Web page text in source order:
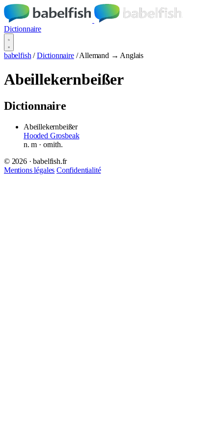
Dictionnaire
babelfish / Dictionnaire / Allemand → Anglais
Abeillekernbeißer
Dictionnaire
Abeillekernbeißer
Hooded Grosbeak
n.m · ornith.
© 2026 · babelfish.fr
Mentions légales Confidentialité